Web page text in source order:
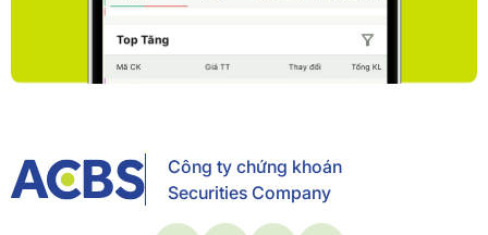
Công ty chứng khoán
Securities Company